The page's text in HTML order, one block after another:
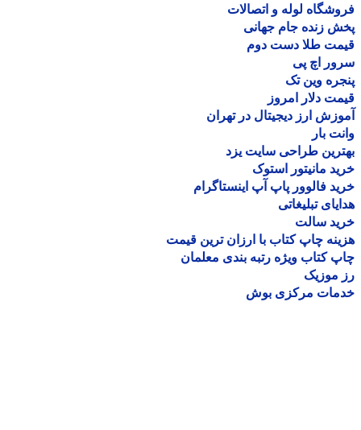
لوله و اتصالات
زنده جام جهانی
طلا دست دوم
اچ پی
وین تک
دلار امروز
ارز دیجیتال در تهران
بار
طراحی سایت یزد
مانیتور استوک
فالوور پاپ آپ اینستاگرام
تبلیغاتی
سالت
چاپ کتاب با ارزان ترین قیمت
کتاب ویژه رتبه بندی معلمان
موزیک
مرکزی بوش